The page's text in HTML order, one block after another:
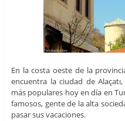
En la costa oeste de la
encuentra la ciudad de
más populares hoy en día en
famosos, gente de la alta
pasar sus vacaciones.